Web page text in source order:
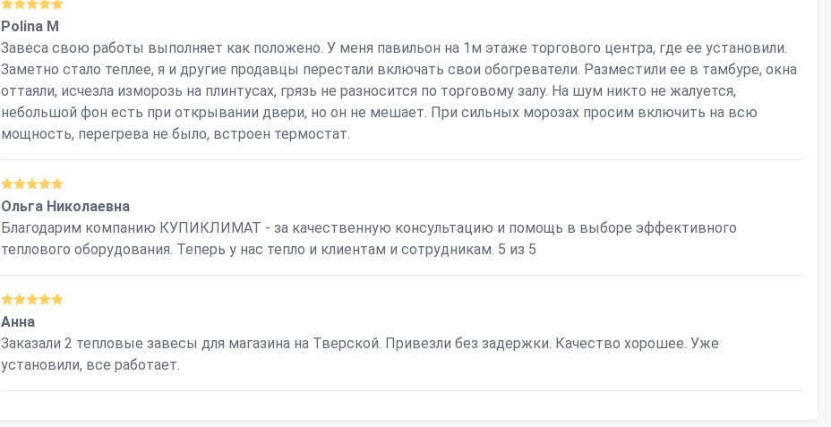
Polina M
Завеса свою работы выполняет как положено. У меня павильон на 1м этаже торгового центра, где ее установили.
Заметно стало теплее, я и другие продавцы перестали включать свои обогреватели. Разместили ее в тамбуре, окна
оттаяли, исчезла изморозь на плинтусах, грязь не разносится по торговому залу. На шум никто не жалуется,
небольшой фон есть при открывании двери, но он не мешает. При сильных морозах просим включить на всю
мощность, перегрева не было, встроен термостат.
Ольга Николаевна
Благодарим компанию КУПИКЛИМАТ - за качественную консультацию и помощь в выборе эффективного
теплового оборудования. Теперь у нас тепло и клиентам и сотрудникам. 5 из 5
Анна
Заказали 2 тепловые завесы для магазина на Тверской. Привезли без задержки. Качество хорошее. Уже
установили, все работает.